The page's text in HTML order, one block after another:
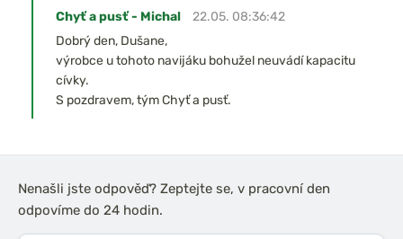
Chyť a pusť - Michal
22.05. 08:36:42
Dobrý den, Dušane,
výrobce u tohoto navijáku bohužel neuvádí kapacitu
cívky.
S pozdravem, tým Chyť a pusť.
Nenašli jste odpověď? Zeptejte se, v pracovní den
odpovíme do 24 hodin.